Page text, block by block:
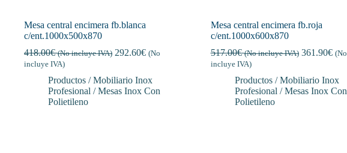
Mesa central encimera fb.blanca
c/ent.1000x500x870
418.00€ (No incluye IVA) 292.60€ (No
incluye IVA)
Productos / Mobiliario Inox
Profesional / Mesas Inox Con
Polietileno
Mesa central encimera fb.roja
c/ent.1000x600x870
517.00€ (No incluye IVA) 361.90€ (No
incluye IVA)
Productos / Mobiliario Inox
Profesional / Mesas Inox Con
Polietileno